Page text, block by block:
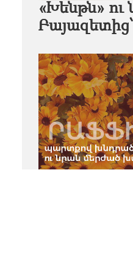
«Խենթն» ու